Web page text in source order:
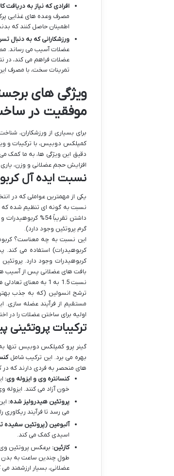
افرادی که نیاز به دریافت
مصرف وعده های غذایی
اطمینان حاصل کنند که
ورزشکارانی که به دنبال
عضلات آسیب می رساند.
عضلات فراهم می کند، در
تمرینات سخت، با مصرف
ویژگی های
موفقیت در
برای بسیاری از ورزشکاران،
کمپلکس دوبیس، با ترکیبات و
دقیق این ویژگی ها، به ما کمک
افزایش حجم عضلانی و وزن،
نسبت ایده آل
یکی از مهمترین عواملی که در
نسبت به گونه ای تنظیم شده که
گرم پروتئین وجود دارد).
این نسبت به چه معناست؟
کربوهیدرات) استفاده می کند.
کربوهیدرات وجود دارد.
بافت های عضلانی پس از آسیب
نسبت 1.5 به 1 به
ترشح انسولین (که به جذب
مستقیم از فرآیند عضله سازی.
اولیه برای ساختن عضلات را در
ترکیبات
گینر پرو کمپلکس دوبیس تنها
بهره می برد. این ترکیب شامل
های منحصر به فردی دارند که در
کنسانتره وی و ایزوله وی:
خون آزاد می کنند. ایزوله
پروتئین هیدرولیز شده:
می رسد تا فرآیند ریکاوری را
آلبومین (پروتئین سفیده
اسیدی کمک می کند.
کازئین: برعکس پروتئین
طول چندین ساعت به بدن
عضلانی، بسیار ارزشمند می